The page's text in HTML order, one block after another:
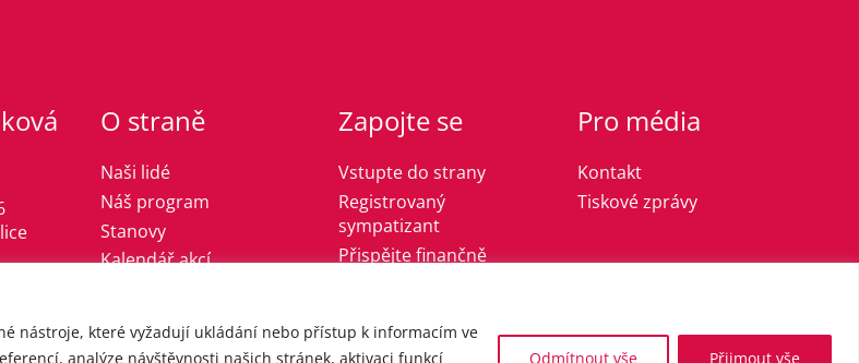
nástroje, které vyžadují ukládání nebo přístup k informacím ve
analýze návštěvnosti našich stránek, aktivaci funkcí
Odmítnout vše Přijmout vše
O straně
Naši lidé
Náš program
Stanovy
Kalendář akcí
Zapojte se
Vstupte do strany
Registrovaný
sympatizant
Přispějte finančně
Pro média
Kontakt
Tiskové zprávy